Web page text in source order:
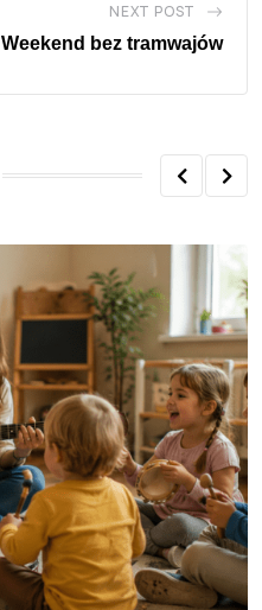
NEXT POST
Weekend bez tramwajów